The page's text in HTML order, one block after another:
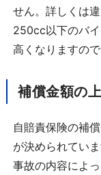
せん。詳しくは
250cc以下のバ
高くなりますの
補償金額の
自賠責保険の補
が決められていま
事故の内容によ